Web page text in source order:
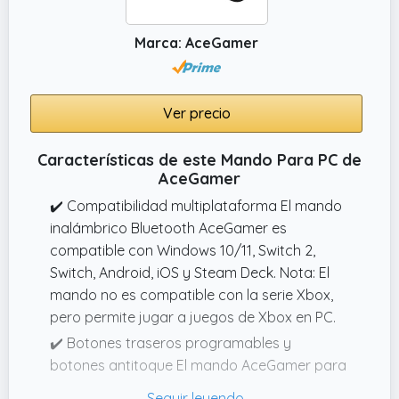
muestran el modo de juego para un ajuste
rápido y eficiente con sus joysticks
juegos es especialmente recomendable para
juegos como fortnite, rocket league, fifa o
✔️ Pc / ps3 / android compatibilidad; el
gamepad kpad thorium le permite jugar en
muchas plataformas pc con windows xp, 7, 8,
10, 11 playstation 3, caja de tv android,
tabletas y smartphones android (versión 4. 0
o superior + se requiere función otg,
adaptador no incluido); atención, este
joystick no es compatible con las siguientes
consolas xbox 360, xbox one, ps4, mac os, ios
Marca: AceGamer
Ver precio
Características de este Mando Para PC de
AceGamer
✔️ Compatibilidad multiplataforma El mando
inalámbrico Bluetooth AceGamer es
compatible con Windows 10/11, Switch 2,
Switch, Android, iOS y Steam Deck. Nota: El
mando no es compatible con la serie Xbox,
pero permite jugar a juegos de Xbox en PC.
✔️ Botones traseros programables y
botones antitoque El mando AceGamer para